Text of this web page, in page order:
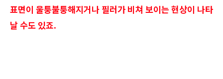
표면이 울퉁불퉁해지거나 필러가 비쳐 보이는 현상이 나타
날 수도 있죠.